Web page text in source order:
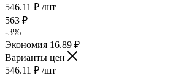
546.11 ₽ /шт
563 ₽
-3%
Экономия 16.89 ₽
Варианты цен
546.11 ₽ /шт